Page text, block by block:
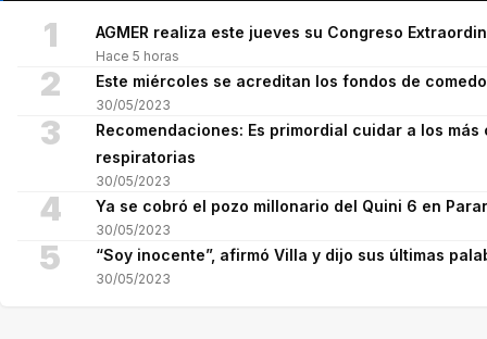
1 AGMER realiza este jueves su Congreso
Hace 5 horas
2 Este miércoles se acreditan los fondos de
30/05/2023
3
Recomendaciones: Es primordial cuidar a los
respiratorias
30/05/2023
4 Ya se cobró el pozo millonario del Quini 6 en
30/05/2023
5 “Soy inocente”, afirmó Villa y dijo sus últimas
30/05/2023